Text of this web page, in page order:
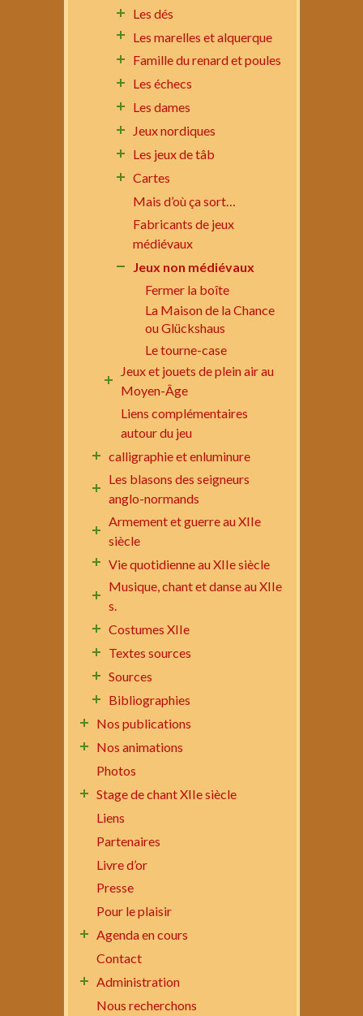
Les dés
Les marelles et alquerque
Famille du renard et poules
Les échecs
Les dames
Jeux nordiques
Les jeux de tâb
Cartes
Mais d’où ça sort…
Fabricants de jeux
médiévaux
Jeux non médiévaux
Fermer la boîte
La Maison de la Chance
ou Glückshaus
Le tourne-case
Jeux et jouets de plein air au
Moyen-Âge
Liens complémentaires
autour du jeu
calligraphie et enluminure
Les blasons des seigneurs
anglo-normands
Armement et guerre au XIIe
siècle
Vie quotidienne au XIIe siècle
Musique, chant et danse au XIIe
s.
Costumes XIIe
Textes sources
Sources
Bibliographies
Nos publications
Nos animations
Photos
Stage de chant XIIe siècle
Liens
Partenaires
Livre d’or
Presse
Pour le plaisir
Agenda en cours
Contact
Administration
Nous recherchons